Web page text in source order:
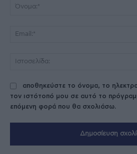
αποθηκεύστε το όνομα, το
τον ιστότοπό μου σε αυτό το
επόμενη φορά που θα σχολιάσω.